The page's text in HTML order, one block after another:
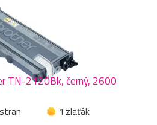
TN-2120Bk, černý, 2600
1 zlaťák